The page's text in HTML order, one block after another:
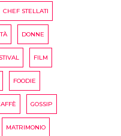
CHEF STELLATI
DONNE
FILM
FOODIE
GOSSIP
MATRIMONIO